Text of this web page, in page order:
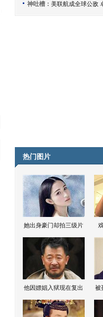
神吐槽： 美联航成全球公敌
热门图片
她出身豪门却拍三级片
他因嫖娼入狱现在复出 被